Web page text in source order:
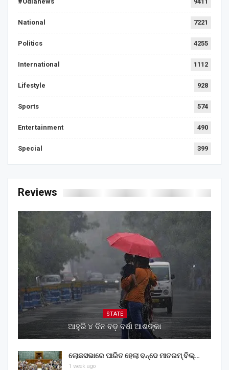
National 7221
Politics 4255
International 1112
Lifestyle 928
Sports 574
Entertainment 490
Special 399
Reviews
STATE
ଆହୁରି ୪ ଦିନ ବଡ଼ ବର୍ଷା ଆଶଙ୍କା
ଲୋକସଭାରେ ପାରିତ ହେଲା ବନ୍ଦେ ମାତରମ୍‌ ବିଲ୍‌…
1 week ago